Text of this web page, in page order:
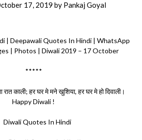
17, 2019 by Pankaj Goyal
| Deepawali Quotes In Hindi | WhatsApp
| Photos | Diwali 2019 – 17 October
*****
काली; हर घर मे मने खुशिया, हर घर मे हो दिवाली।
Happy Diwali !